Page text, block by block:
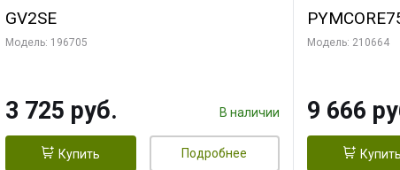
GV2SE
Модель: 196705
3 725 руб. В наличии
Купить Подробнее
Модель: 210664
9 666
Купить